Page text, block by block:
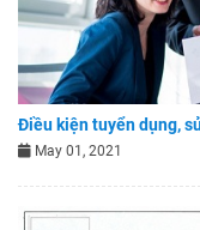
Điều kiện tuyển dụng,
May 01, 2021